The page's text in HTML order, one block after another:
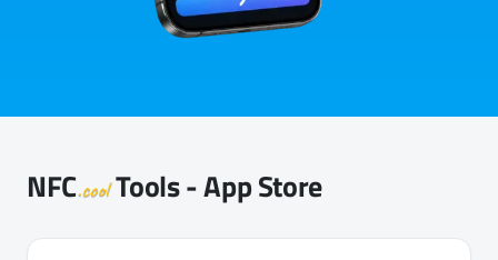
NFC.coolTools - App Store